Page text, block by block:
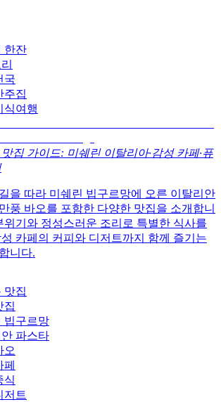
한잔
국
주집
식여행
집 가이드: 미쉐린 이탈리아·감성 카페·퓨
을 따라 미쉐린 빕구르망에 오른 이탈리안
풍 바오를 포함한 다양한 맛집을 소개합니
위기와 정성스러운 조리로 특별한 식사를
카페의 커피와 디저트까지 함께 즐기는
니다.
맛집
집
빕구르망
파스타
오
식
저트